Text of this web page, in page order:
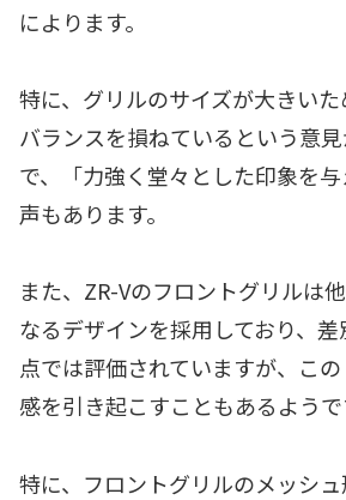
によります。
特に、グリルのサイズが大きい
バランスを損ねているという意
で、「力強く堂々とした印象を
声もあります。
また、ZR-Vのフロントグリルは
なるデザインを採用しており、
点では評価されていますが、こ
感を引き起こすこともあるようで
特に、フロントグリルのメッシ